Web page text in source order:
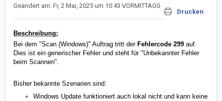
Drucken
Geändert am: Fr, 2 Mai, 2025 um 10:43 VORMITTAGS
Beschreibung:
Bei dem "Scan (Windows)" Auftrag tritt der Fehlercode 299 auf.
Dies ist ein generischer Fehler und steht für "Unbekannter Fehler
beim Scannen".
Bisher bekannte Szenarien sind:
Windows Update funktioniert auch lokal nicht und kann keine